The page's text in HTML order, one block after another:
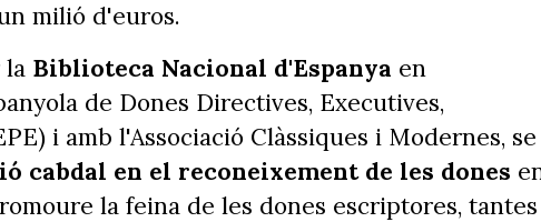
milió d'euros.
la Biblioteca Nacional d'Espanya en
de Dones Directives, Executives,
i amb l'Associació Clàssiques i Modernes, se
cabdal en el reconeixement de les dones
la feina de les dones escriptores, tantes